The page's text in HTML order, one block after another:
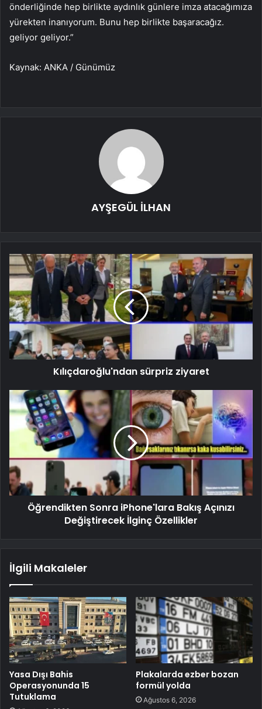
önderliğinde hep birlikte aydınlık günlere imza atacağımıza
yürekten inanıyorum. Bunu hep birlikte başaracağız.
geliyor geliyor.”
Kaynak: ANKA / Günümüz
AYŞEGÜL İLHAN
Kılıçdaroğlu'ndan sürpriz ziyaret
Öğrendikten Sonra iPhone'lara Bakış Açınızı
Değiştirecek İlginç Özellikler
İlgili Makaleler
Yasa Dışı Bahis
Operasyonunda 15
Tutuklama
Plakalarda ezber bozan
formül yolda
Ağustos 6, 2026